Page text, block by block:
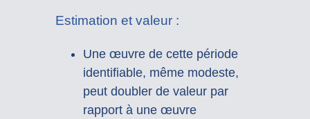
Estimation et valeur :
Une œuvre de cette période
identifiable, même modeste,
peut doubler de valeur par
rapport à une œuvre